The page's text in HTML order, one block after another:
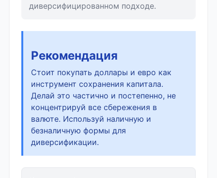
диверсифицированном подходе.
Рекомендация
Стоит покупать доллары и евро как
инструмент сохранения капитала.
Делай это частично и постепенно, не
концентрируй все сбережения в
валюте. Используй наличную и
безналичную формы для
диверсификации.